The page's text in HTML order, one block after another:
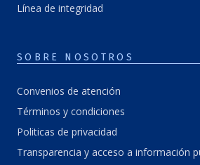
Línea de integridad
SOBRE NOSOTROS
Convenios de atención
Términos y condiciones
Politicas de privacidad
Transparencia y acceso a información